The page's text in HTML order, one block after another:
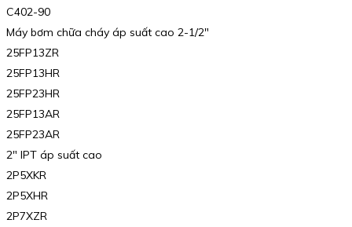
C402-90
Máy bơm chữa cháy áp suất cao 2-1/2″
25FP13ZR
25FP13HR
25FP23HR
25FP13AR
25FP23AR
2″ IPT áp suất cao
2P5XKR
2P5XHR
2P7XZR